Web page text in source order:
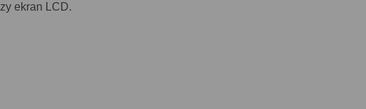
ekran LCD.